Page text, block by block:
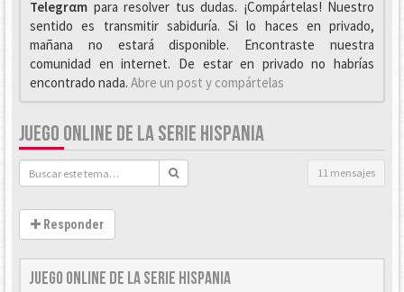
Telegrαm para resolver tus dudas. ¡Compártelas! Nuestro
sentido es transmitir sabiduría. Si lo haces en privado,
mañana no estará disponible. Encontraste nuestra
comunidad en internet. De estar en privado no habrías
encontrado nada. Abre un post y compártelas
JUEGO ONLINE DE LA SERIE HISPANIA
11 mensajes
Responder
Juego online de la serie HISPANIA